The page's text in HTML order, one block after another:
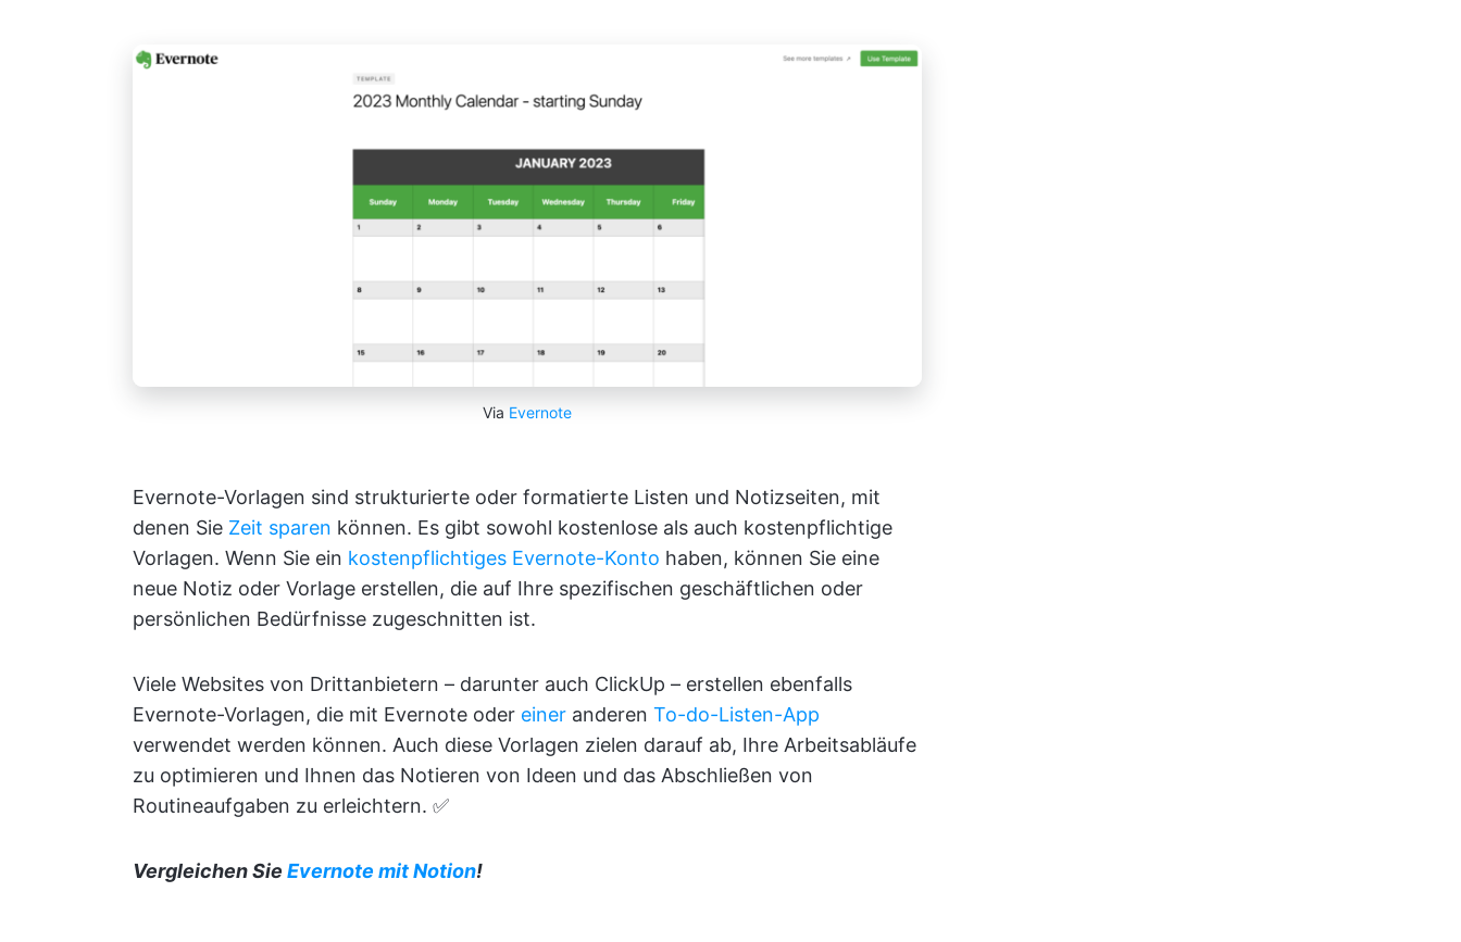
Via Evernote
Evernote-Vorlagen sind strukturierte oder formatierte Listen und Notizseiten, mit
denen Sie Zeit sparen können. Es gibt sowohl kostenlose als auch kostenpflichtige
Vorlagen. Wenn Sie ein kostenpflichtiges Evernote-Konto haben, können Sie eine
neue Notiz oder Vorlage erstellen, die auf Ihre spezifischen geschäftlichen oder
persönlichen Bedürfnisse zugeschnitten ist.
Viele Websites von Drittanbietern – darunter auch ClickUp – erstellen ebenfalls
Evernote-Vorlagen, die mit Evernote oder einer anderen To-do-Listen-App
verwendet werden können. Auch diese Vorlagen zielen darauf ab, Ihre Arbeitsabläufe
zu optimieren und Ihnen das Notieren von Ideen und das Abschließen von
Routineaufgaben zu erleichtern. ✅
Vergleichen Sie Evernote mit Notion!